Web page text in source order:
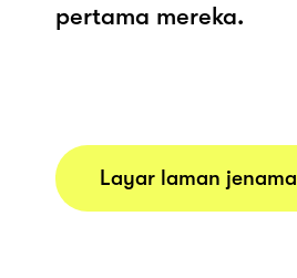
pertama mereka.
Layar laman jenama